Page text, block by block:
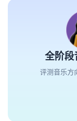
全阶段
评测音乐方